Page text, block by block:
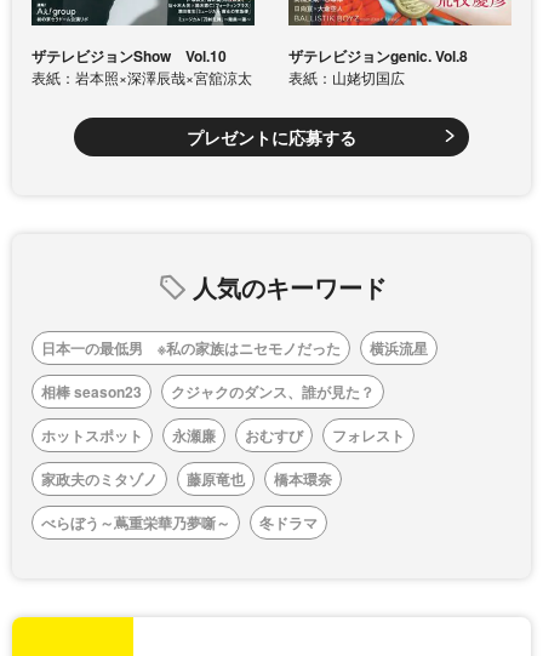
ザテレビジョンShow Vol.10
表紙：岩本照×深澤辰哉×宮舘涼太
ザテレビジョンgenic. Vol.8
表紙：山姥切国広
プレゼントに応募する
人気のキーワード
日本一の最低男 ※私の家族はニセモノだった
横浜流星
相棒 season23
クジャクのダンス、誰が見た？
ホットスポット
永瀬廉 おむすび
フォレスト
家政夫のミタゾノ
藤原竜也
橋本環奈
べらぼう～蔦重栄華乃夢噺～
冬ドラマ